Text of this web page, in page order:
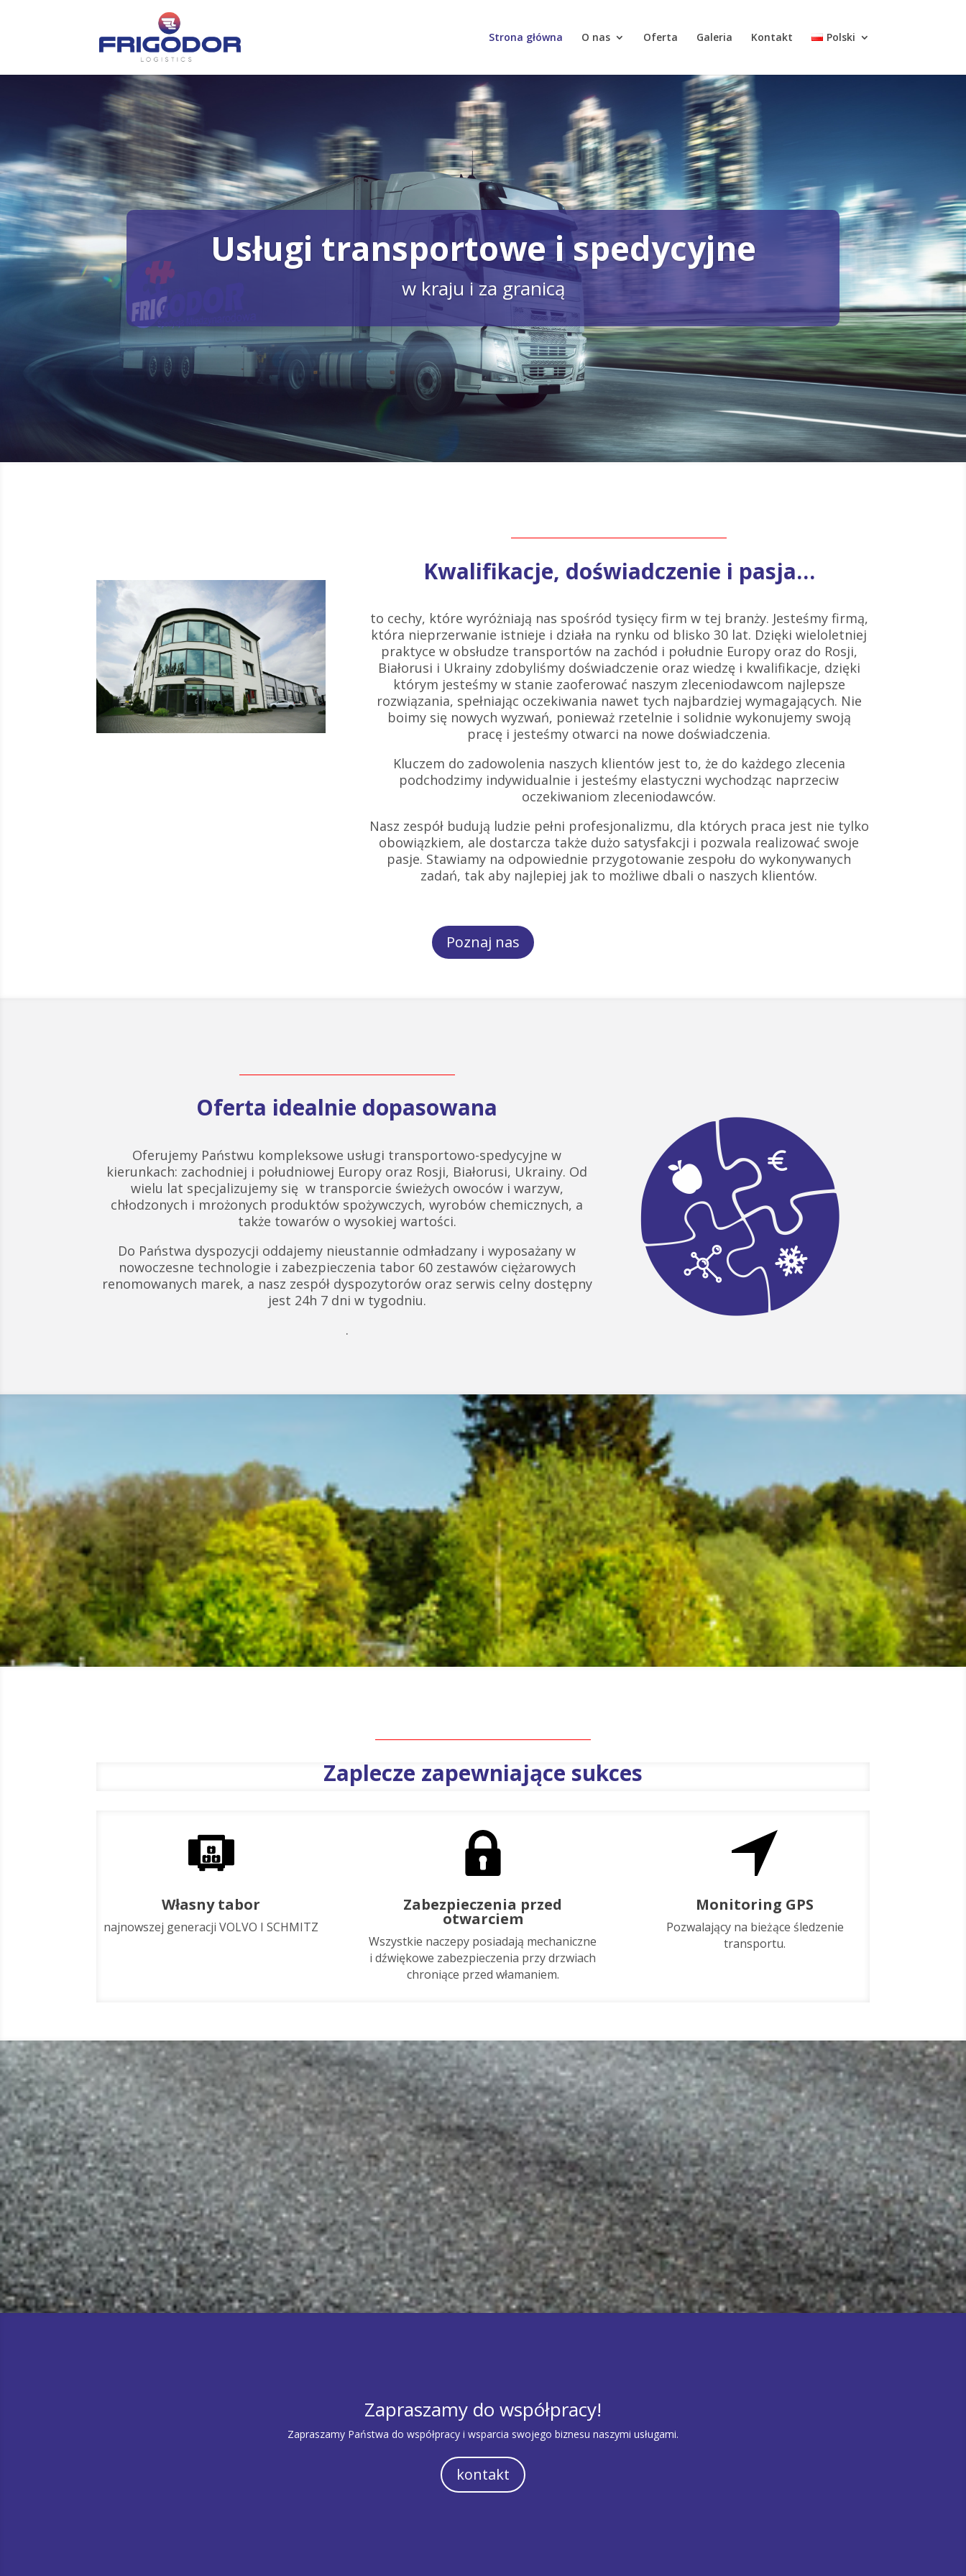
Strona główna O nas Oferta Galeria Kontakt Polski
Usługi transportowe i spedycyjne
w kraju i za granicą
Kwalifikacje, doświadczenie i pasja…
to cechy, które wyróżniają nas spośród tysięcy firm w tej branży. Jesteśmy firmą,
która nieprzerwanie istnieje i działa na rynku od blisko 30 lat. Dzięki wieloletniej
praktyce w obsłudze transportów na zachód i południe Europy oraz do Rosji,
Białorusi i Ukrainy zdobyliśmy doświadczenie oraz wiedzę i kwalifikacje, dzięki
którym jesteśmy w stanie zaoferować naszym zleceniodawcom najlepsze
rozwiązania, spełniając oczekiwania nawet tych najbardziej wymagających. Nie
boimy się nowych wyzwań, ponieważ rzetelnie i solidnie wykonujemy swoją
pracę i jesteśmy otwarci na nowe doświadczenia.
Kluczem do zadowolenia naszych klientów jest to, że do każdego zlecenia
podchodzimy indywidualnie i jesteśmy elastyczni wychodząc naprzeciw
oczekiwaniom zleceniodawców.
Nasz zespół budują ludzie pełni profesjonalizmu, dla których praca jest nie tylko
obowiązkiem, ale dostarcza także dużo satysfakcji i pozwala realizować swoje
pasje. Stawiamy na odpowiednie przygotowanie zespołu do wykonywanych
zadań, tak aby najlepiej jak to możliwe dbali o naszych klientów.
Poznaj nas
Oferta idealnie dopasowana
Oferujemy Państwu kompleksowe usługi transportowo-spedycyjne w
kierunkach: zachodniej i południowej Europy oraz Rosji, Białorusi, Ukrainy. Od
wielu lat specjalizujemy się w transporcie świeżych owoców i warzyw,
chłodzonych i mrożonych produktów spożywczych, wyrobów chemicznych, a
także towarów o wysokiej wartości.
Do Państwa dyspozycji oddajemy nieustannie odmładzany i wyposażany w
nowoczesne technologie i zabezpieczenia tabor 60 zestawów ciężarowych
renomowanych marek, a nasz zespół dyspozytorów oraz serwis celny dostępny
jest 24h 7 dni w tygodniu.
.
Zaplecze zapewniające sukces
Własny tabor
najnowszej generacji VOLVO I SCHMITZ
Zabezpieczenia przed
otwarciem
Wszystkie naczepy posiadają mechaniczne
i dźwiękowe zabezpieczenia przy drzwiach
chroniące przed włamaniem.
Monitoring GPS
Pozwalający na bieżące śledzenie
transportu.
Zapraszamy do współpracy!
Zapraszamy Państwa do współpracy i wsparcia swojego biznesu naszymi usługami.
kontakt